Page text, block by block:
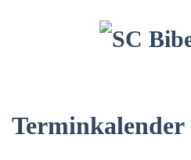
Terminkalender